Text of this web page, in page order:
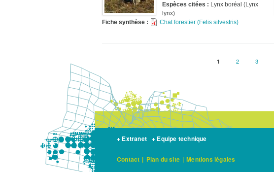
Espèces citées : Lynx boréal (Lynx
lynx)
Fiche synthèse :
Chat forestier (Felis silvestris)
Page
1 Page
2 Page
3
+ Extranet + Equipe technique
Contact | Plan du site | Mentions légales